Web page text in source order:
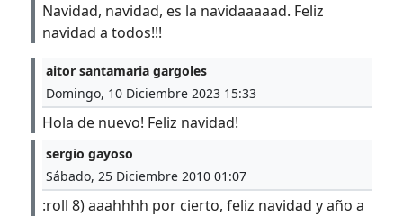
Navidad, navidad, es la navidaaaaad. Feliz
navidad a todos!!!
aitor santamaria gargoles
Domingo, 10 Diciembre 2023 15:33
Hola de nuevo! Feliz navidad!
sergio gayoso
Sábado, 25 Diciembre 2010 01:07
:roll 8) aaahhhh por cierto, feliz navidad y año a